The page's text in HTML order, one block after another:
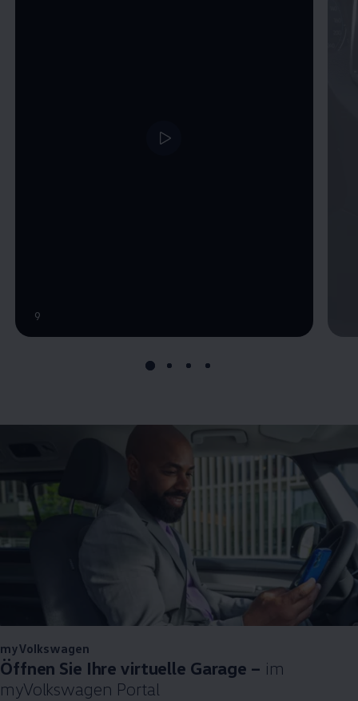
9
myVolkswagen
Öffnen Sie Ihre virtuelle Garage – im
myVolkswagen Portal